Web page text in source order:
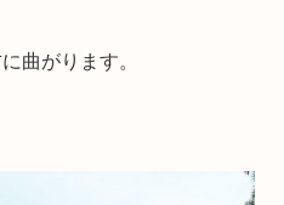
曲がります。